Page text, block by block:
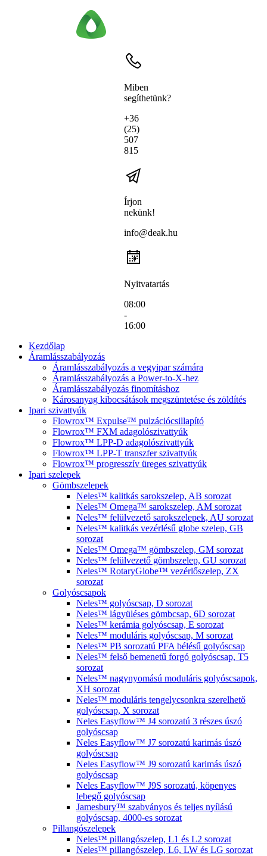
Miben
segíthetünk?
+36
(25)
507
815
Írjon
nekünk!
info@deak.hu
Nyitvatartás
08:00
-
16:00
Kezdőlap
Áramlásszabályozás
Áramlásszabályozás a vegyipar számára
Áramlásszabályozás a Power-to-X-hez
Áramlásszabályozás finomításhoz
Károsanyag kibocsátások megszüntetése és zöldítés
Ipari szivattyúk
Flowrox™ Expulse™ pulzációcsillapító
Flowrox™ FXM adagolószivattyúk
Flowrox™ LPP-D adagolószivattyúk
Flowrox™ LPP-T transzfer szivattyúk
Flowrox™ progresszív üreges szivattyúk
Ipari szelepek
Gömbszelepek
Neles™ kalitkás sarokszelep, AB sorozat
Neles™ Omega™ sarokszelep, AM sorozat
Neles™ felülvezető sarokszelepek, AU sorozat
Neles™ kalitkás vezérlésű globe szelep, GB
sorozat
Neles™ Omega™ gömbszelep, GM sorozat
Neles™ felülvezető gömbszelep, GU sorozat
Neles™ RotaryGlobe™ vezérlőszelep, ZX
sorozat
Golyóscsapok
Neles™ golyóscsap, D sorozat
Neles™ lágyüléses gömbcsap, 6D sorozat
Neles™ kerámia golyóscsap, E sorozat
Neles™ moduláris golyóscsap, M sorozat
Neles™ PB sorozatú PFA bélésű golyóscsap
Neles™ felső bemenetű forgó golyóscsap, T5
sorozat
Neles™ nagynyomású moduláris golyóscsapok,
XH sorozat
Neles™ moduláris tengelycsonkra szerelhető
golyóscsap, X sorozat
Neles Easyflow™ J4 sorozatú 3 részes úszó
golyóscsap
Neles Easyflow™ J7 sorozatú karimás úszó
golyóscsap
Neles Easyflow™ J9 sorozatú karimás úszó
golyóscsap
Neles Easyflow™ J9S sorozatú, köpenyes
lebegő golyóscsap
Jamesbury™ szabványos és teljes nyílású
golyóscsap, 4000-es sorozat
Pillangószelepek
Neles™ pillangószelep, L1 és L2 sorozat
Neles™ pillangószelep, L6, LW és LG sorozat